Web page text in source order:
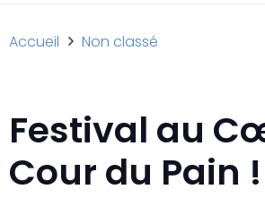
Accueil Non classé
Festival au
Cour du Pain !